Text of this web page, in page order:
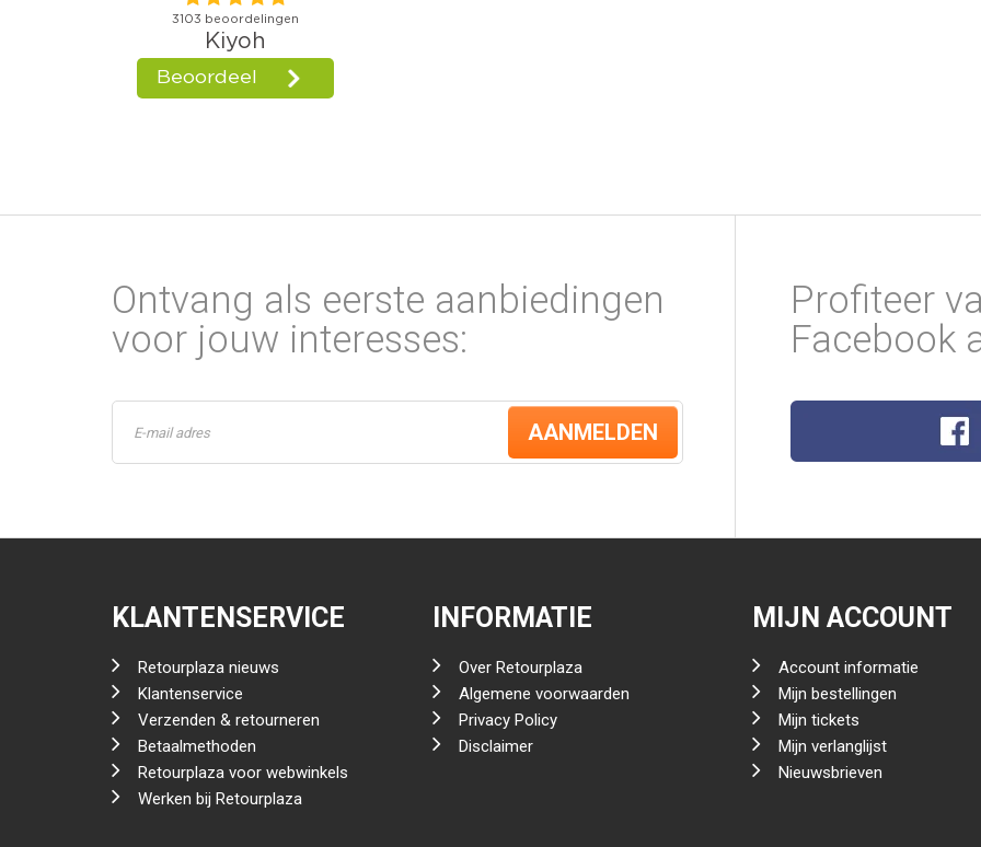
Ontvang als eerste aanbiedingen
voor jouw interesses:
AANMELDEN
Profiteer
Facebook
KLANTENSERVICE
Retourplaza nieuws
Klantenservice
Verzenden & retourneren
Betaalmethoden
Retourplaza voor webwinkels
Werken bij Retourplaza
INFORMATIE
Over Retourplaza
Algemene voorwaarden
Privacy Policy
Disclaimer
MIJN ACCOUNT
Account informatie
Mijn bestellingen
Mijn tickets
Mijn verlanglijst
Nieuwsbrieven